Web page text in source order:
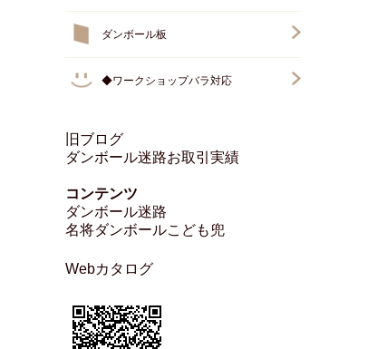
ダンボール板
◆ワークショップバラ対応
旧ブログ
ダンボール迷路お取引実績
コンテンツ
ダンボール迷路
名将ダンボールこども兜
Webカタログ